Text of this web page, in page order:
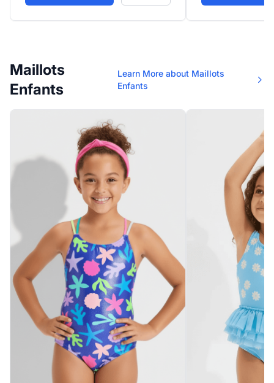
distinctif.
Maillots
Enfants
Learn More about Maillots
Enfants